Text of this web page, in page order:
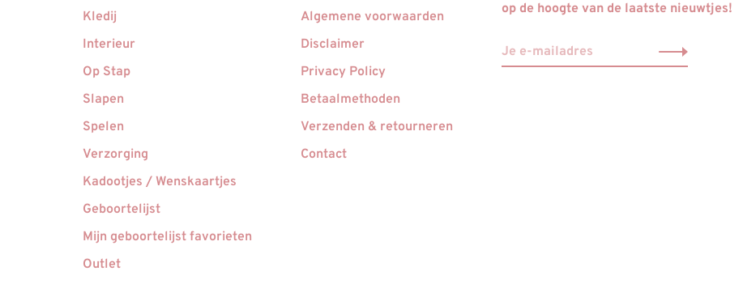
Kledij
Interieur
Op Stap
Slapen
Spelen
Verzorging
Kadootjes / Wenskaartjes
Geboortelijst
Mijn geboortelijst favorieten
Outlet
Algemene voorwaarden
Disclaimer
Privacy Policy
Betaalmethoden
Verzenden & retourneren
Contact
op de hoogte van de laatste nieuwtjes!